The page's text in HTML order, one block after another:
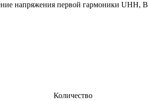
напряжения первой гармоники UНН, В
Количество